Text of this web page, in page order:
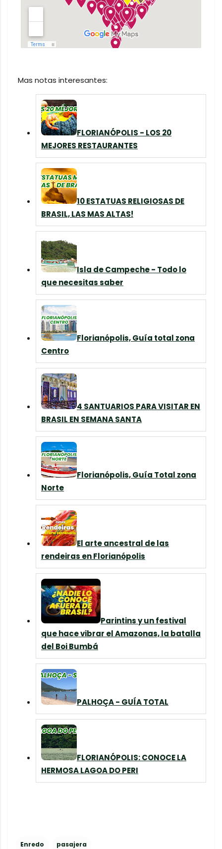
Mas notas interesantes:
FLORIANÓPOLIS - LOS 20
MEJORES RESTAURANTES
10 ESTATUAS RELIGIOSAS DE
BRASIL, LAS MAS ALTAS!
Isla de Campeche - Todo lo
que necesitas saber
Florianópolis, Guía total zona
Centro
4 SANTUARIOS PARA VISITAR EN
BRASIL EN SEMANA SANTA
Florianópolis, Guía Total zona
Norte
El arte ancestral de las
rendeiras en Florianópolis
Parintins y un festival
que hace vibrar el Amazonas, la batalla
del Boi Bumbá
PALHOÇA - GUÍA TOTAL
FLORIANÓPOLIS: CONOCE LA
HERMOSA LAGOA DO PERI
Enredo pasajera